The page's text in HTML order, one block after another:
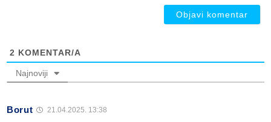
2 KOMENTAR/A
Najnoviji
Borut 21.04.2025. 13:38